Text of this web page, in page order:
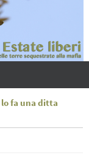
fa una ditta